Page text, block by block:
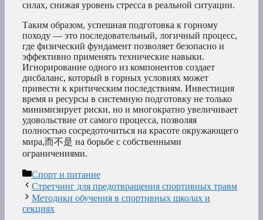
силах, снижая уровень стресса в реальной ситуации.
Таким образом, успешная подготовка к горному
походу — это последовательный, логичный процесс,
где физический фундамент позволяет безопасно и
эффективно применять технические навыки.
Игнорирование одного из компонентов создает
дисбаланс, который в горных условиях может
привести к критическим последствиям. Инвестиция
время и ресурсы в системную подготовку не только
минимизирует риски, но и многократно увеличивает
удовольствие от самого процесса, позволяя
полностью сосредоточиться на красоте окружающего
мира,而不是 на борьбе с собственными
ограничениями.
Рубрики
Спорт и питание
Стретчинг для предотвращения спортивных травм
Методики обучения в спортивных школах и
секциях